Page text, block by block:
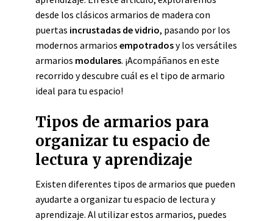
desde los clásicos armarios de madera con
puertas incrustadas de vidrio, pasando por los
modernos armarios empotradosy los versátiles
armarios modulares. ¡Acompáñanos en este
recorrido y descubre cuál es el tipo de armario
ideal para tu espacio!
Tipos de armarios para
organizar tu espacio de
lectura y aprendizaje
Existen diferentes tipos de armarios que pueden
ayudarte a organizar tu espacio de lectura y
aprendizaje. Al utilizar estos armarios, puedes